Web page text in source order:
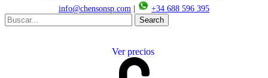
info@chensonsp.com
+34 688 596 395
Search
Ver precios